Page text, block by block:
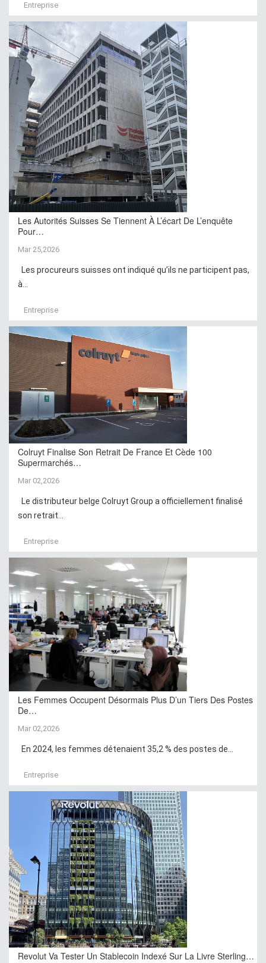
Entreprise
Les Autorités Suisses Se Tiennent À L’écart De L’enquête
Pour…
Mar 25,2026
Les procureurs suisses ont indiqué qu’ils ne participent pas,
à...
Entreprise
Colruyt Finalise Son Retrait De France Et Cède 100
Supermarchés…
Mar 02,2026
Le distributeur belge Colruyt Group a officiellement finalisé
son retrait...
Entreprise
Les Femmes Occupent Désormais Plus D’un Tiers Des Postes
De…
Mar 02,2026
En 2024, les femmes détenaient 35,2 % des postes de...
Entreprise
Revolut Va Tester Un Stablecoin Indexé Sur La Livre Sterling…